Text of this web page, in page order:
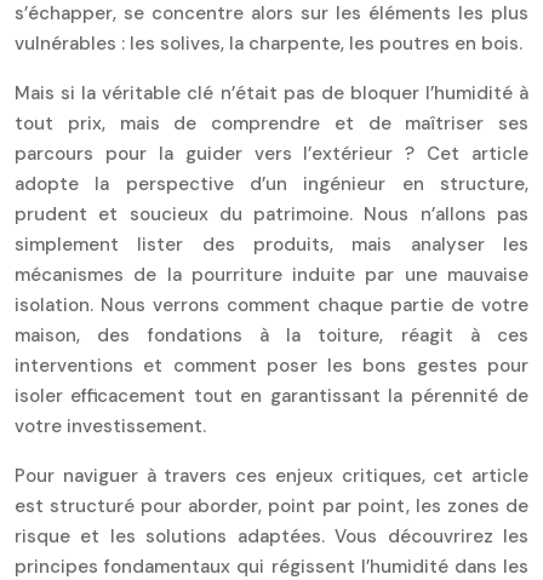
s’échapper, se concentre alors sur les éléments les plus
vulnérables : les solives, la charpente, les poutres en bois.
Mais si la véritable clé n’était pas de bloquer l’humidité à
tout prix, mais de comprendre et de maîtriser ses
parcours pour la guider vers l’extérieur ? Cet article
adopte la perspective d’un ingénieur en structure,
prudent et soucieux du patrimoine. Nous n’allons pas
simplement lister des produits, mais analyser les
mécanismes de la pourriture induite par une mauvaise
isolation. Nous verrons comment chaque partie de votre
maison, des fondations à la toiture, réagit à ces
interventions et comment poser les bons gestes pour
isoler efficacement tout en garantissant la pérennité de
votre investissement.
Pour naviguer à travers ces enjeux critiques, cet article
est structuré pour aborder, point par point, les zones de
risque et les solutions adaptées. Vous découvrirez les
principes fondamentaux qui régissent l’humidité dans les